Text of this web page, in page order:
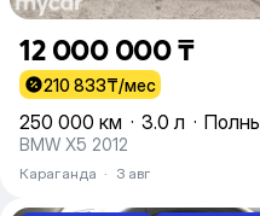
12 000 000 ₸
210 833₸/мес
250 000 км · 3.0 л ·
BMW X5 2012
Караганда · 3 авг